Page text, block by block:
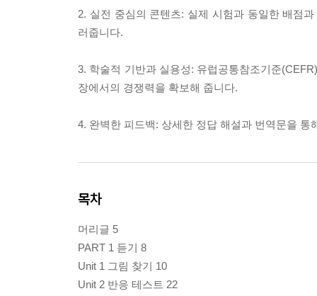
2. 실전 중심의 콘텐츠: 실제 시험과 동일한 배점
러줍니다.
3. 학술적 기반과 실용성: 유럽공통참조기준
장에서의 경쟁력을 확보해 줍니다.
4. 완벽한 피드백: 상세한 정답 해설과 번역문을
목차
머리글 5
PART 1 듣기 8
Unit 1 그림 찾기 10
Unit 2 반응 테스트 22